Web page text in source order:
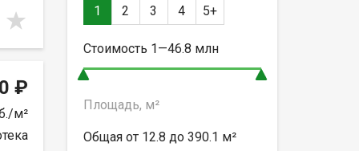
₽
м²
1 2 3 4 5+
Стоимость 1—46.8 млн
Площадь, м²
Общая от 12.8 до 390.1 м²